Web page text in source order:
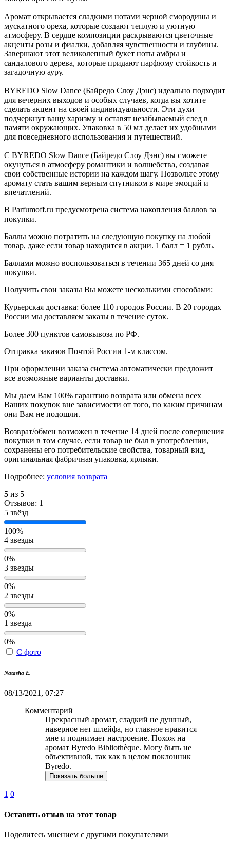
Аромат открывается сладкими нотами черной смородины и
мускатного ореха, которые создают теплую и уютную
атмосферу. В сердце композиции раскрываются цветочные
акценты розы и фиалки, добавляя чувственности и глубины.
Завершают этот великолепный букет ноты амбры и
сандалового дерева, которые придают парфюму стойкость и
загадочную ауру.
BYREDO Slow Dance (Байредо Слоу Дэнс) идеально подходит
для вечерних выходов и особых случаев, когда вы хотите
сделать акцент на своей индивидуальности. Эти духи
подчеркнут вашу харизму и оставят незабываемый след в
памяти окружающих. Упаковка в 50 мл делает их удобными
для повседневного использования и путешествий.
С BYREDO Slow Dance (Байредо Слоу Дэнс) вы сможете
окунуться в атмосферу романтики и волшебства, создавая
свои собственные истории на каждом шагу. Позвольте этому
аромату стать вашим верным спутником в мире эмоций и
впечатлений.
В Parfumoff.ru предусмотрена система накопления баллов за
покупки.
Баллы можно потратить на следующую покупку на любой
товар, даже если товар находится в акции. 1 балл = 1 рубль.
Баллами можно воспользоваться в течении 365 дней со дня
покупки.
Получить свои заказы Вы можете несколькими способами:
Курьерская доставка: более 110 городов России. В 20 городах
России мы доставляем заказы в течение суток.
Более 300 пунктов самовывоза по РФ.
Отправка заказов Почтой России 1-м классом.
При оформлении заказа система автоматически предложит
все возможные варианты доставки.
Мы даем Вам 100% гарантию возврата или обмена всех
Ваших покупок вне зависимости от того, по каким причинам
они Вам не подошли.
Возврат/обмен возможен в течение 14 дней после совершения
покупки в том случае, если товар не был в употреблении,
сохранены его потребительские свойства, товарный вид,
оригинальная фабричная упаковка, ярлыки.
Подробнее: условия возврата
5 из 5
Отзывов: 1
5 звёзд
100%
4 звезды
0%
3 звезды
0%
2 звезды
0%
1 звезда
0%
С фото
Natasha E.
08/13/2021, 07:27
Комментарий
Прекрасный аромат, сладкий не душный,
наверное нет шлейфа, но главное нравится
мне и поднимает настроение. Похож на
аромат Byredo Bibliothèque. Могу быть не
объективной, так как в целом поклонник
Byredo.
Показать больше
1 0
Оставить отзыв на этот товар
Поделитесь мнением с другими покупателями